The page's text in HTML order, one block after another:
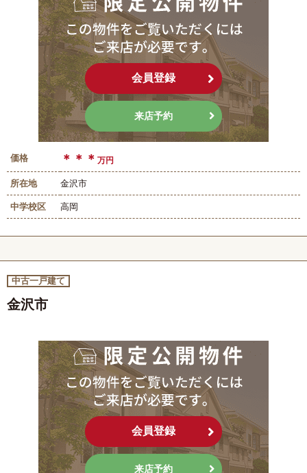
会員登録
来店予約
価格 ＊＊＊ 万円
所在地 金沢市
中学校区 高岡
中古一戸建て
金沢市
会員登録
来店予約